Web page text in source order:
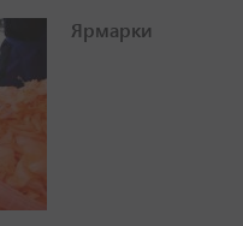
Ярмарки